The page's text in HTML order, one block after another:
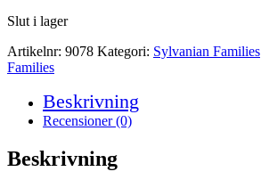
Slut i lager
Artikelnr: 9078 Kategori: Sylvanian Families
Families
Beskrivning
Recensioner (0)
Beskrivning